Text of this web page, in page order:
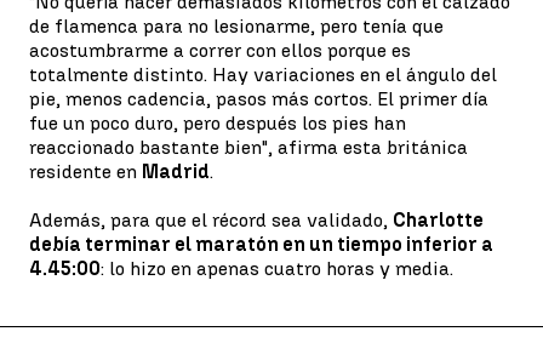
de flamenca para no lesionarme, pero tenía que
acostumbrarme a correr con ellos porque es
totalmente distinto. Hay variaciones en el ángulo del
pie, menos cadencia, pasos más cortos. El primer día
fue un poco duro, pero después los pies han
reaccionado bastante bien", afirma esta británica
residente en Madrid.
Además, para que el récord sea validado, Charlotte
debía terminar el maratón en un tiempo inferior a
4.45:00: lo hizo en apenas cuatro horas y media.